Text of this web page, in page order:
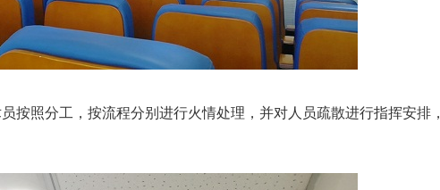
按照分工，按流程分别进行火情处理，并对人员疏散进行指挥安排